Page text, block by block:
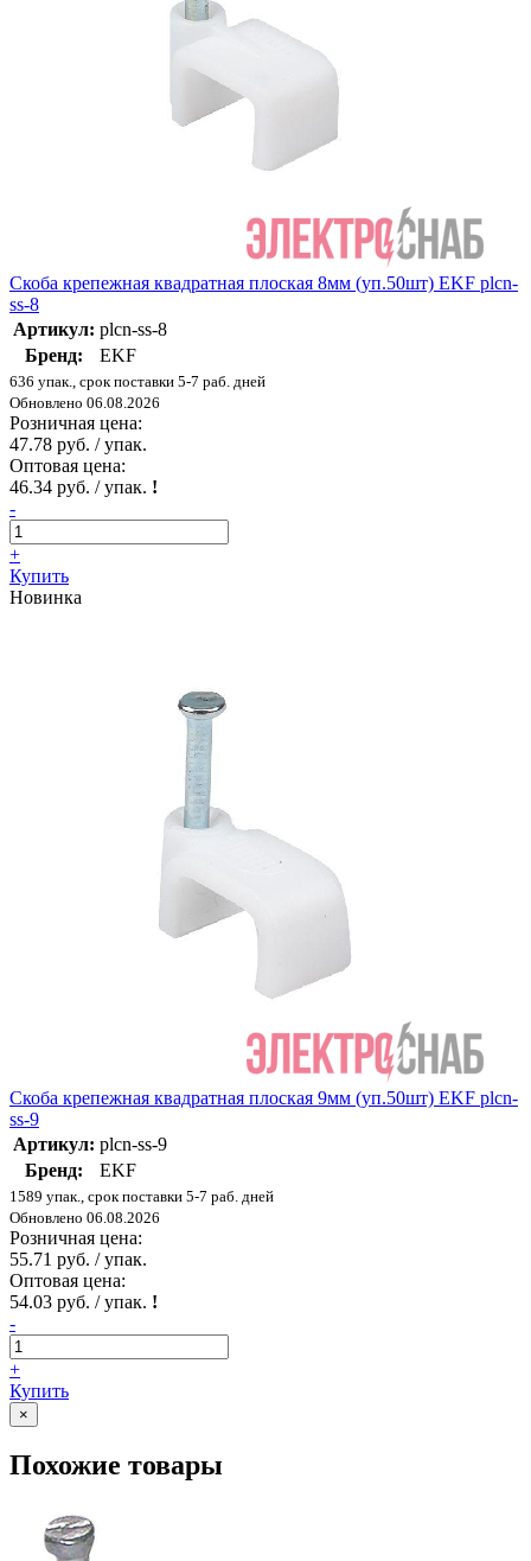
Скоба крепежная квадратная плоская 8мм (уп.50шт) EKF plcn-
ss-8
Артикул: plcn-ss-8
Бренд:
EKF
636 упак., срок поставки 5-7 раб. дней
Обновлено 06.08.2026
Розничная цена:
47.78 руб. / упак.
Оптовая цена:
46.34 руб. / упак. !
-
+
Купить
Новинка
Скоба крепежная квадратная плоская 9мм (уп.50шт) EKF plcn-
ss-9
Артикул: plcn-ss-9
Бренд:
EKF
1589 упак., срок поставки 5-7 раб. дней
Обновлено 06.08.2026
Розничная цена:
55.71 руб. / упак.
Оптовая цена:
54.03 руб. / упак. !
-
+
Купить
×
Похожие товары